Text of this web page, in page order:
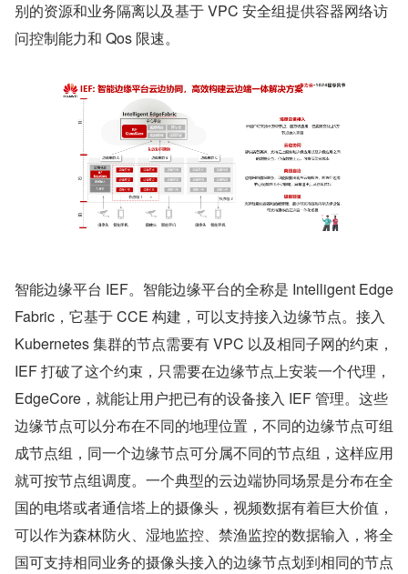
别的资源和业务隔离以及基于 VPC 安全组提供容器网络访
问控制能力和 Qos 限速。
智能边缘平台 IEF。智能边缘平台的全称是 Intelligent Edge
Fabric，它基于 CCE 构建，可以支持接入边缘节点。接入
Kubernetes 集群的节点需要有 VPC 以及相同子网的约束，
IEF 打破了这个约束，只需要在边缘节点上安装一个代理，
EdgeCore，就能让用户把已有的设备接入 IEF 管理。这些
边缘节点可以分布在不同的地理位置，不同的边缘节点可组
成节点组，同一个边缘节点可分属不同的节点组，这样应用
就可按节点组调度。一个典型的云边端协同场景是分布在全
国的电塔或者通信塔上的摄像头，视频数据有着巨大价值，
可以作为森林防火、湿地监控、禁渔监控的数据输入，将全
国可支持相同业务的摄像头接入的边缘节点划到相同的节点